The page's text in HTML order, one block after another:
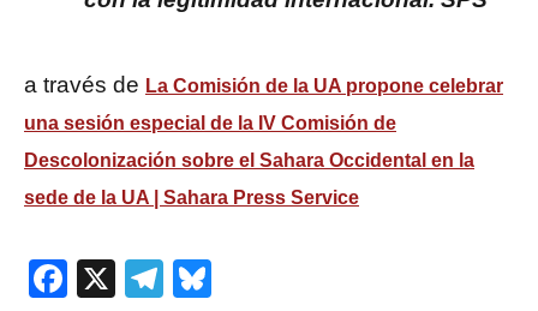
a través de La Comisión de la UA propone celebrar
una sesión especial de la IV Comisión de
Descolonización sobre el Sahara Occidental en la
sede de la UA | Sahara Press Service
Facebook
X Telegram